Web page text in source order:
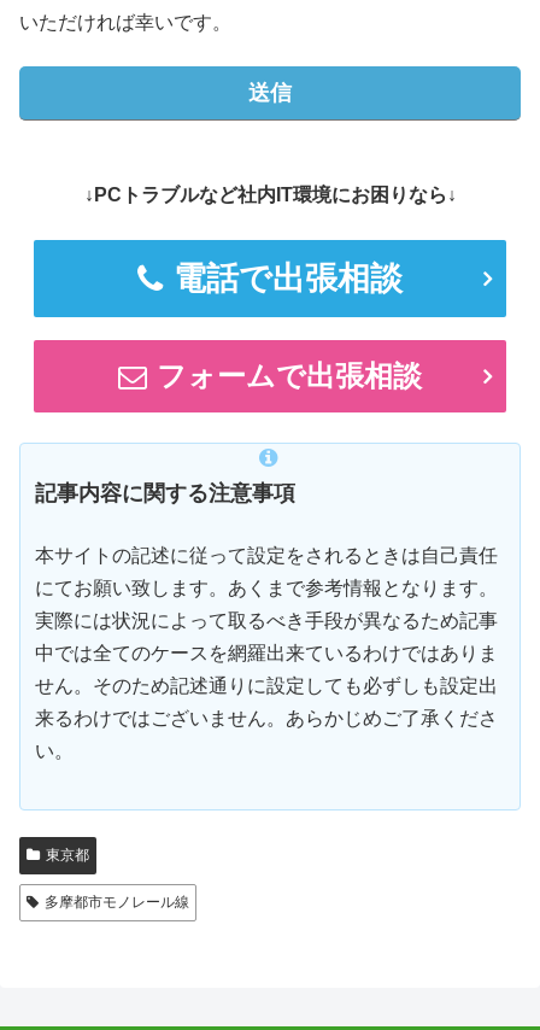
いただければ幸いです。
↓PCトラブルなど社内IT環境にお困りなら↓
電話で出張相談
フォームで出張相談
記事内容に関する注意事項
本サイトの記述に従って設定をされるときは自己責任
にてお願い致します。あくまで参考情報となります。
実際には状況によって取るべき手段が異なるため記事
中では全てのケースを網羅出来ているわけではありま
せん。そのため記述通りに設定しても必ずしも設定出
来るわけではございません。あらかじめご了承くださ
い。
東京都
多摩都市モノレール線